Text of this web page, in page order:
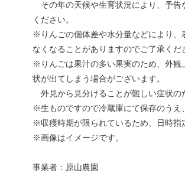
その年の天候や生育状況により、予告
ください。
※りんごの個体差や水分量などにより、
なくなることがありますのでご了承くだ
※りんごは果汁の多い果実のため、外観
状が出てしまう場合がございます。
外見から見分けることが難しい症状の
※生ものですので冷蔵庫にて保存のうえ
※収穫時期が限られているため、日時指
※画像はイメージです。
事業者：原山農園